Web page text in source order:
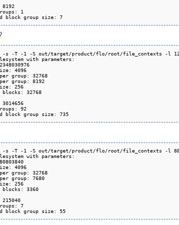
8192
1
block group size: 7
-s -T -1 -S out/target/product/flo/root/file_contexts -l
with parameters:
4096
group: 32768
group: 8192
256
blocks: 32768
3014656
92
block group size: 735
-s -T -1 -S out/target/product/flo/root/file_contexts -l
with parameters:
4096
group: 32768
group: 7680
256
blocks: 3360
215040
7
block group size: 55